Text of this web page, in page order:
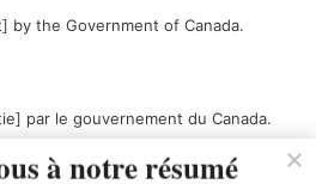
by the Government of Canada.
par le gouvernement du Canada.
à notre résumé